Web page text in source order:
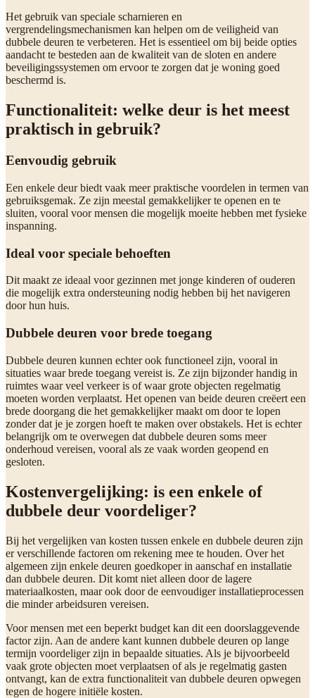
Het gebruik van speciale scharnieren en
vergrendelingsmechanismen kan helpen om de veiligheid van
dubbele deuren te verbeteren. Het is essentieel om bij beide opties
aandacht te besteden aan de kwaliteit van de sloten en andere
beveiligingssystemen om ervoor te zorgen dat je woning goed
beschermd is.
Functionaliteit: welke deur is het meest
praktisch in gebruik?
Eenvoudig gebruik
Een enkele deur biedt vaak meer praktische voordelen in termen van
gebruiksgemak. Ze zijn meestal gemakkelijker te openen en te
sluiten, vooral voor mensen die mogelijk moeite hebben met fysieke
inspanning.
Ideal voor speciale behoeften
Dit maakt ze ideaal voor gezinnen met jonge kinderen of ouderen
die mogelijk extra ondersteuning nodig hebben bij het navigeren
door hun huis.
Dubbele deuren voor brede toegang
Dubbele deuren kunnen echter ook functioneel zijn, vooral in
situaties waar brede toegang vereist is. Ze zijn bijzonder handig in
ruimtes waar veel verkeer is of waar grote objecten regelmatig
moeten worden verplaatst. Het openen van beide deuren creëert een
brede doorgang die het gemakkelijker maakt om door te lopen
zonder dat je je zorgen hoeft te maken over obstakels. Het is echter
belangrijk om te overwegen dat dubbele deuren soms meer
onderhoud vereisen, vooral als ze vaak worden geopend en
gesloten.
Kostenvergelijking: is een enkele of
dubbele deur voordeliger?
Bij het vergelijken van kosten tussen enkele en dubbele deuren zijn
er verschillende factoren om rekening mee te houden. Over het
algemeen zijn enkele deuren goedkoper in aanschaf en installatie
dan dubbele deuren. Dit komt niet alleen door de lagere
materiaalkosten, maar ook door de eenvoudiger installatieprocessen
die minder arbeidsuren vereisen.
Voor mensen met een beperkt budget kan dit een doorslaggevende
factor zijn. Aan de andere kant kunnen dubbele deuren op lange
termijn voordeliger zijn in bepaalde situaties. Als je bijvoorbeeld
vaak grote objecten moet verplaatsen of als je regelmatig gasten
ontvangt, kan de extra functionaliteit van dubbele deuren opwegen
tegen de hogere initiële kosten.